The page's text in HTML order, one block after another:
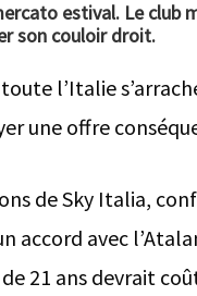
estival. Le
son couloir droit.
l’Italie
une offre
de Sky Italia,
accord avec
21 ans devrait